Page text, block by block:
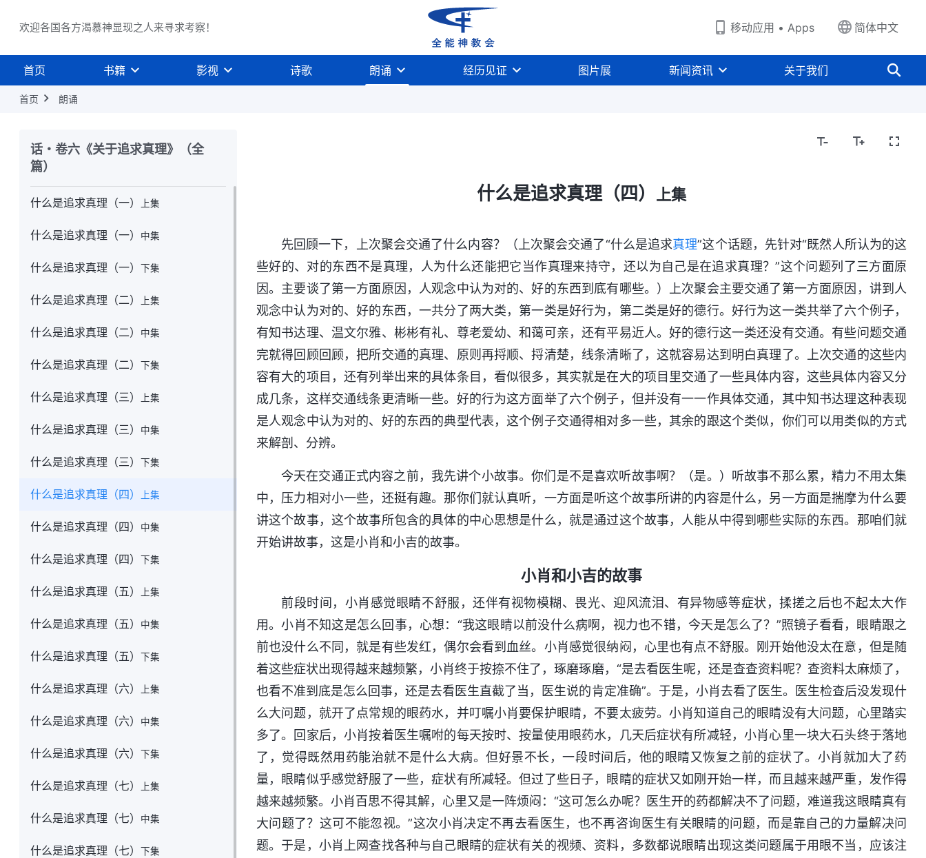
欢迎各国各方渴慕神显现之人来寻求考察！ 移动应用 • Apps 简体中文
首页 书籍 影视 诗歌 朗诵 经历见证 图片展 新闻资讯 关于我们
首页 朗诵
话・卷六《关于追求真理》（全
篇）
什么是追求真理（一） 上集
什么是追求真理（一） 中集
什么是追求真理（一） 下集
什么是追求真理（二） 上集
什么是追求真理（二） 中集
什么是追求真理（二） 下集
什么是追求真理（三） 上集
什么是追求真理（三） 中集
什么是追求真理（三） 下集
什么是追求真理（四） 上集
什么是追求真理（四） 中集
什么是追求真理（四） 下集
什么是追求真理（五） 上集
什么是追求真理（五） 中集
什么是追求真理（五） 下集
什么是追求真理（六） 上集
什么是追求真理（六） 中集
什么是追求真理（六） 下集
什么是追求真理（七） 上集
什么是追求真理（七） 中集
什么是追求真理（七） 下集
什么是追求真理（四） 上集
先回顾一下，上次聚会交通了什么内容？（上次聚会交通了“什么是追求真理”这个话题，先针对“既然人所认为的这
些好的、对的东西不是真理，人为什么还能把它当作真理来持守，还以为自己是在追求真理？”这个问题列了三方面原
因。主要谈了第一方面原因，人观念中认为对的、好的东西到底有哪些。）上次聚会主要交通了第一方面原因，讲到人
观念中认为对的、好的东西，一共分了两大类，第一类是好行为，第二类是好的德行。好行为这一类共举了六个例子，
有知书达理、温文尔雅、彬彬有礼、尊老爱幼、和蔼可亲，还有平易近人。好的德行这一类还没有交通。有些问题交通
完就得回顾回顾，把所交通的真理、原则再捋顺、捋清楚，线条清晰了，这就容易达到明白真理了。上次交通的这些内
容有大的项目，还有列举出来的具体条目，看似很多，其实就是在大的项目里交通了一些具体内容，这些具体内容又分
成几条，这样交通线条更清晰一些。好的行为这方面举了六个例子，但并没有一一作具体交通，其中知书达理这种表现
是人观念中认为对的、好的东西的典型代表，这个例子交通得相对多一些，其余的跟这个类似，你们可以用类似的方式
来解剖、分辨。
今天在交通正式内容之前，我先讲个小故事。你们是不是喜欢听故事啊？（是。）听故事不那么累，精力不用太集
中，压力相对小一些，还挺有趣。那你们就认真听，一方面是听这个故事所讲的内容是什么，另一方面是揣摩为什么要
讲这个故事，这个故事所包含的具体的中心思想是什么，就是通过这个故事，人能从中得到哪些实际的东西。那咱们就
开始讲故事，这是小肖和小吉的故事。
小肖和小吉的故事
前段时间，小肖感觉眼睛不舒服，还伴有视物模糊、畏光、迎风流泪、有异物感等症状，揉搓之后也不起太大作
用。小肖不知这是怎么回事，心想：“我这眼睛以前没什么病啊，视力也不错，今天是怎么了？”照镜子看看，眼睛跟之
前也没什么不同，就是有些发红，偶尔会看到血丝。小肖感觉很纳闷，心里也有点不舒服。刚开始他没太在意，但是随
着这些症状出现得越来越频繁，小肖终于按捺不住了，琢磨琢磨，“是去看医生呢，还是查查资料呢？查资料太麻烦了，
也看不准到底是怎么回事，还是去看医生直截了当，医生说的肯定准确”。于是，小肖去看了医生。医生检查后没发现什
么大问题，就开了点常规的眼药水，并叮嘱小肖要保护眼睛，不要太疲劳。小肖知道自己的眼睛没有大问题，心里踏实
多了。回家后，小肖按着医生嘱咐的每天按时、按量使用眼药水，几天后症状有所减轻，小肖心里一块大石头终于落地
了，觉得既然用药能治就不是什么大病。但好景不长，一段时间后，他的眼睛又恢复之前的症状了。小肖就加大了药
量，眼睛似乎感觉舒服了一些，症状有所减轻。但过了些日子，眼睛的症状又如刚开始一样，而且越来越严重，发作得
越来越频繁。小肖百思不得其解，心里又是一阵烦闷：“这可怎么办呢？医生开的药都解决不了问题，难道我这眼睛真有
大问题了？这可不能忽视。”这次小肖决定不再去看医生，也不再咨询医生有关眼睛的问题，而是靠自己的力量解决问
题。于是，小肖上网查找各种与自己眼睛的症状有关的视频、资料，多数都说眼睛出现这类问题属于用眼不当，应该注